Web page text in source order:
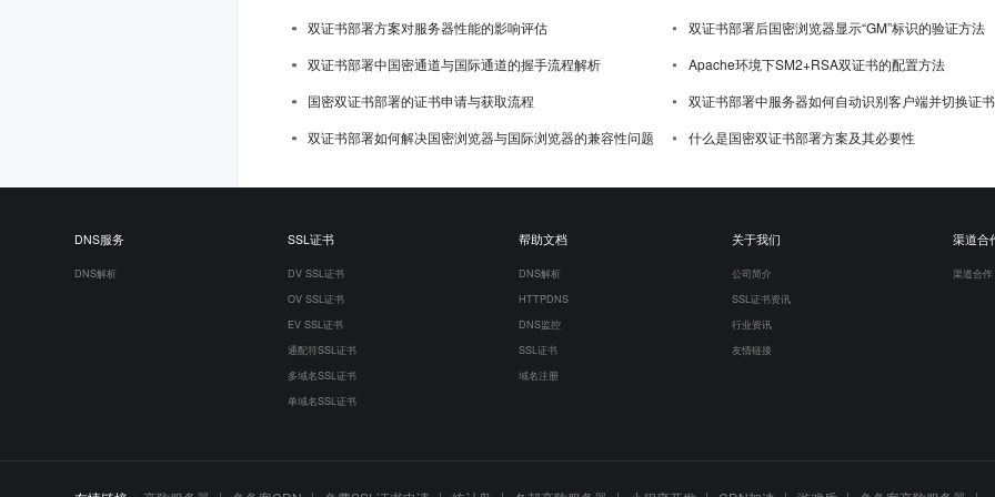
双证书部署方案对服务器性能的影响评估
双证书部署后国密浏览器显示“GM”标识的验证方法
双证书部署中国密通道与国际通道的握手流程解析
Apache环境下SM2+RSA双证书的配置方法
国密双证书部署的证书申请与获取流程
双证书部署中服务器如何自动识别客户端并切换证书
双证书部署如何解决国密浏览器与国际浏览器的兼容性问题
什么是国密双证书部署方案及其必要性
DNS服务
DNS解析
SSL证书
DV SSL证书
OV SSL证书
EV SSL证书
通配符SSL证书
多域名SSL证书
单域名SSL证书
帮助文档
DNS解析
HTTPDNS
DNS监控
SSL证书
域名注册
关于我们
公司简介
SSL证书资讯
行业资讯
友情链接
渠道合
渠道合作